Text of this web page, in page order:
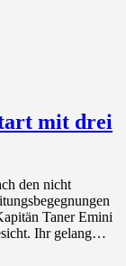
mit drei
den nicht
Taner Emini
Ihr gelang…